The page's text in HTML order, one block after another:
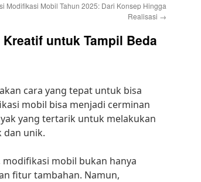
Modifikasi Mobil Tahun 2025: Dari Konsep Hingga
Realisasi →
untuk Tampil Beda
cara yang tepat untuk bisa
mobil bisa menjadi cerminan
yang tertarik untuk melakukan
dan unik.
mobil bukan hanya
fitur tambahan. Namun,